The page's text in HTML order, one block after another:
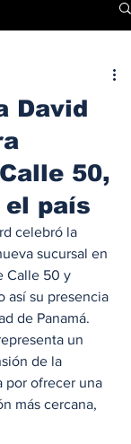
David
50,
país
celebró la
sucursal en
Calle 50 y
así su presencia
de Panamá.
un
de la
por ofrecer una
más cercana,